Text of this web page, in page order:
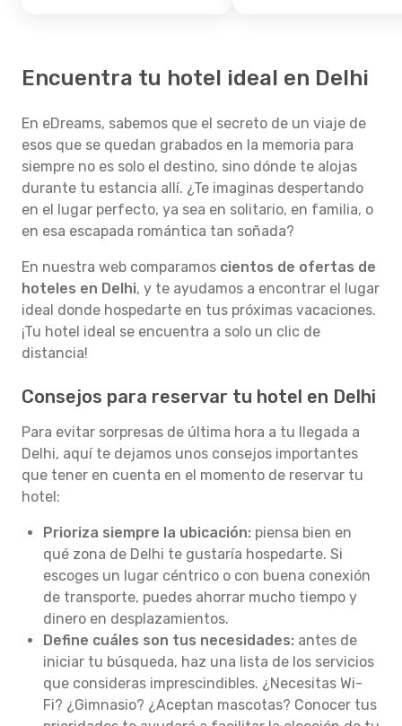
Encuentra tu hotel ideal en Delhi
En eDreams, sabemos que el secreto de un viaje de
esos que se quedan grabados en la memoria para
siempre no es solo el destino, sino dónde te alojas
durante tu estancia allí. ¿Te imaginas despertando
en el lugar perfecto, ya sea en solitario, en familia, o
en esa escapada romántica tan soñada?
En nuestra web comparamos cientos de ofertas de
hoteles en Delhi, y te ayudamos a encontrar el lugar
ideal donde hospedarte en tus próximas vacaciones.
¡Tu hotel ideal se encuentra a solo un clic de
distancia!
Consejos para reservar tu hotel en Delhi
Para evitar sorpresas de última hora a tu llegada a
Delhi, aquí te dejamos unos consejos importantes
que tener en cuenta en el momento de reservar tu
hotel:
Prioriza siempre la ubicación: piensa bien en
qué zona de Delhi te gustaría hospedarte. Si
escoges un lugar céntrico o con buena conexión
de transporte, puedes ahorrar mucho tiempo y
dinero en desplazamientos.
Define cuáles son tus necesidades: antes de
iniciar tu búsqueda, haz una lista de los servicios
que consideras imprescindibles. ¿Necesitas Wi-
Fi? ¿Gimnasio? ¿Aceptan mascotas? Conocer tus